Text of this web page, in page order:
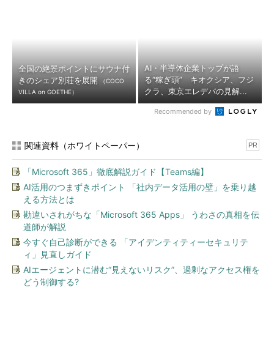
全国の絶景ポイントにサウナ付
きのシェア別荘を展開
（COCO
VILLA on GOETHE）
AI・半導体企業トップが語
る“稼ぎ頭” キオクシア、フジ
クラ、東京エレデバの見解...
Recommended by
関連資料（ホワイトペーパー） PR
「Microsoft 365」徹底解説ガイド【Teams編】
AI活用のつまずきポイント 「社内データ活用の壁」を乗り越
える方法とは
勘違いされがちな「Microsoft 365 Apps」 うわさの真相を伝
道師が解説
今すぐ自己診断ができる 「アイデンティティーセキュリテ
ィ」見直しガイド
AIエージェントに潜む“見えないリスク”、過剰なアクセス権を
どう制御する?